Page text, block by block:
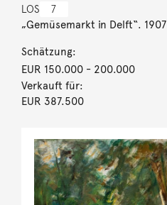
LOS 7
„Gemüsemarkt in Delft“. 1907
Schätzung:
EUR 150.000- 200.000
Verkauft für:
EUR 387.500